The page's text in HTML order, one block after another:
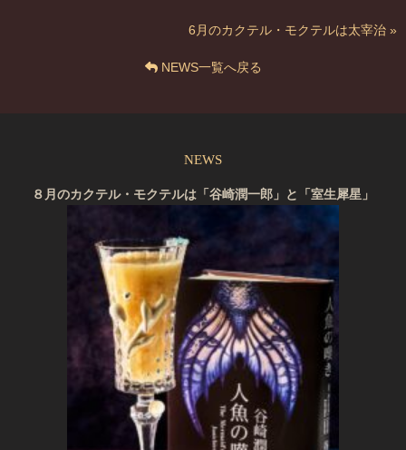
6月のカクテル・モクテルは太宰治 »
NEWS一覧へ戻る
NEWS
８月のカクテル・モクテルは「谷崎潤一郎」と「室生犀星」